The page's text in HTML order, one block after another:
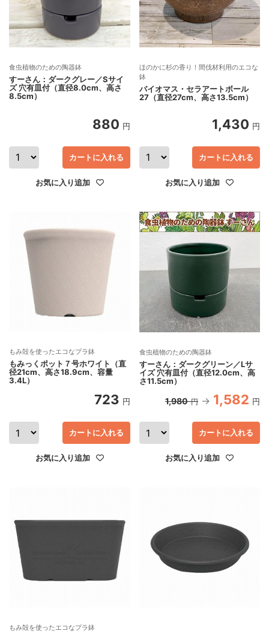
食虫植物のための陶器鉢
すーさん：ダークグレー／Sサイ
ズ 穴有皿付（直径8.0cm、高さ
8.5cm）
880 円
カートに入れる
お気に入り追加
ほのかに杉の香り！間伐材利用のエコな
鉢
バイオマス・セラアートボール
27（直径27cm、高さ13.5cm）
1,430 円
カートに入れる
お気に入り追加
もみ殻を使ったエコなプラ鉢
もみっくポット７号ホワイト（直
径21cm、高さ18.9cm、容量
3.4L）
723 円
カートに入れる
お気に入り追加
食虫植物のための陶器鉢
すーさん：ダークグリーン／Lサ
イズ 穴有皿付（直径12.0cm、高
さ11.5cm）
1,980 円 1,582 円
カートに入れる
お気に入り追加
もみ殻を使ったエコなプラ鉢